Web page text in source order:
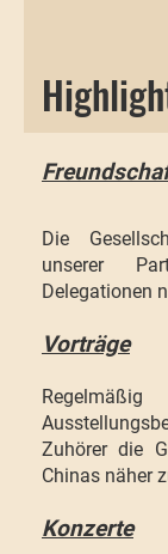
Die
unserer
Delegationen
Vorträge
Zuhörer die
Chinas näher
Konzerte